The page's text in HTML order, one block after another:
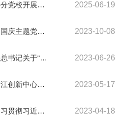
软件学院和宁波国际科创中心分党校开展全院师生党员集中教育培训 2025-06-19
乡村振‘芯’，不忘初心” ——迎国庆主题党日活动 2023-10-08
书记讲党课之——学习习近平总书记关于“教育、 科技、人才”的重... 2023-06-26
宁波科创中心第一党支部赴浙江创新中心开展主题教育党日活动 2023-05-17
浙江大学宁波科创中心召开学习贯彻习近平新时代中国特色社会主义... 2023-04-18